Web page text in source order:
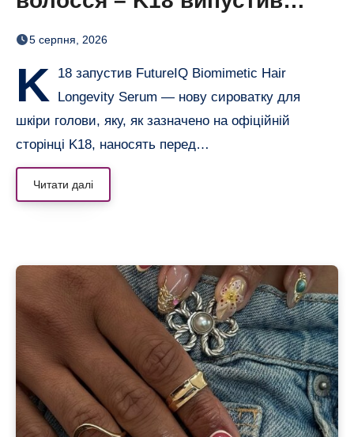
нічну сироватку FutureIQ
5 серпня, 2026
K
18 запустив FutureIQ Biomimetic Hair
Longevity Serum — нову сироватку для
шкіри голови, яку, як зазначено на офіційній
сторінці K18, наносять перед…
Читати далі